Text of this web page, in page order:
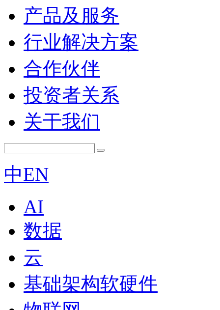
产品及服务
行业解决方案
合作伙伴
投资者关系
关于我们
中EN
AI
数据
云
基础架构软硬件